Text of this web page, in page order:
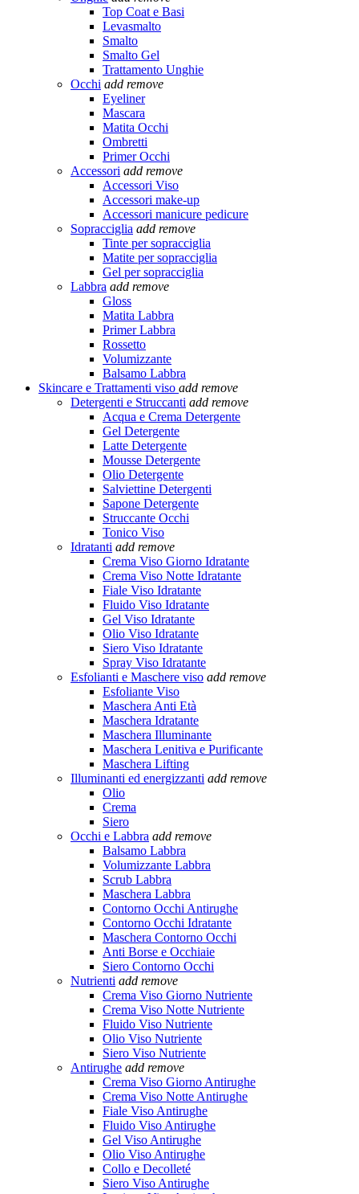
Top Coat e Basi
Levasmalto
Smalto
Smalto Gel
Trattamento Unghie
Occhi add remove
Eyeliner
Mascara
Matita Occhi
Ombretti
Primer Occhi
Accessori add remove
Accessori Viso
Accessori make-up
Accessori manicure pedicure
Sopracciglia add remove
Tinte per sopracciglia
Matite per sopracciglia
Gel per sopracciglia
Labbra add remove
Gloss
Matita Labbra
Primer Labbra
Rossetto
Volumizzante
Balsamo Labbra
Skincare e Trattamenti viso add remove
Detergenti e Struccanti add remove
Acqua e Crema Detergente
Gel Detergente
Latte Detergente
Mousse Detergente
Olio Detergente
Salviettine Detergenti
Sapone Detergente
Struccante Occhi
Tonico Viso
Idratanti add remove
Crema Viso Giorno Idratante
Crema Viso Notte Idratante
Fiale Viso Idratante
Fluido Viso Idratante
Gel Viso Idratante
Olio Viso Idratante
Siero Viso Idratante
Spray Viso Idratante
Esfolianti e Maschere viso add remove
Esfoliante Viso
Maschera Anti Età
Maschera Idratante
Maschera Illuminante
Maschera Lenitiva e Purificante
Maschera Lifting
Illuminanti ed energizzanti add remove
Olio
Crema
Siero
Occhi e Labbra add remove
Balsamo Labbra
Volumizzante Labbra
Scrub Labbra
Maschera Labbra
Contorno Occhi Antirughe
Contorno Occhi Idratante
Maschera Contorno Occhi
Anti Borse e Occhiaie
Siero Contorno Occhi
Nutrienti add remove
Crema Viso Giorno Nutriente
Crema Viso Notte Nutriente
Fluido Viso Nutriente
Olio Viso Nutriente
Siero Viso Nutriente
Antirughe add remove
Crema Viso Giorno Antirughe
Crema Viso Notte Antirughe
Fiale Viso Antirughe
Fluido Viso Antirughe
Gel Viso Antirughe
Olio Viso Antirughe
Collo e Decolleté
Siero Viso Antirughe